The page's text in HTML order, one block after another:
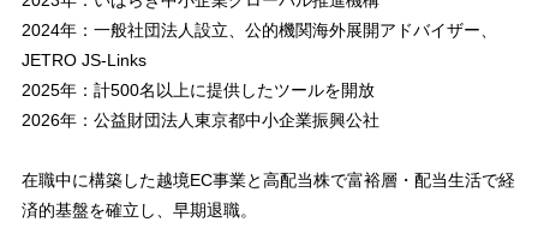
2024年：一般社団法人設立、公的機関海外展開アドバイザー、
JETRO JS-Links
2025年：計500名以上に提供したツールを開放
2026年：公益財団法人東京都中小企業振興公社
在職中に構築した越境EC事業と高配当株で富裕層・配当生活で経
済的基盤を確立し、早期退職。